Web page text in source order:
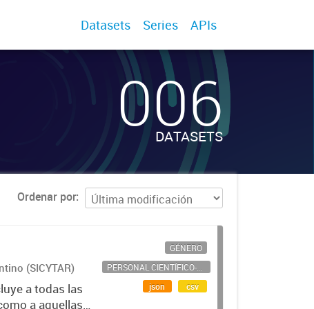
Datasets Series APIs
006
DATASETS
Ordenar por
(SICYTAR)
a todas las
a aquellas
GÉNERO
PERSONAL CIENTÍFICO-TECNOLÓGICO
json
csv